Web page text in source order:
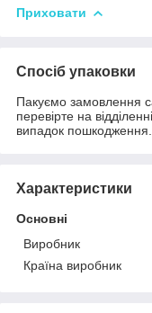
Приховати
Спосіб упаковки
Пакуємо замовлення
перевірте на
випадок пошкодження.
Характеристики
Основні
Виробник
Країна виробник